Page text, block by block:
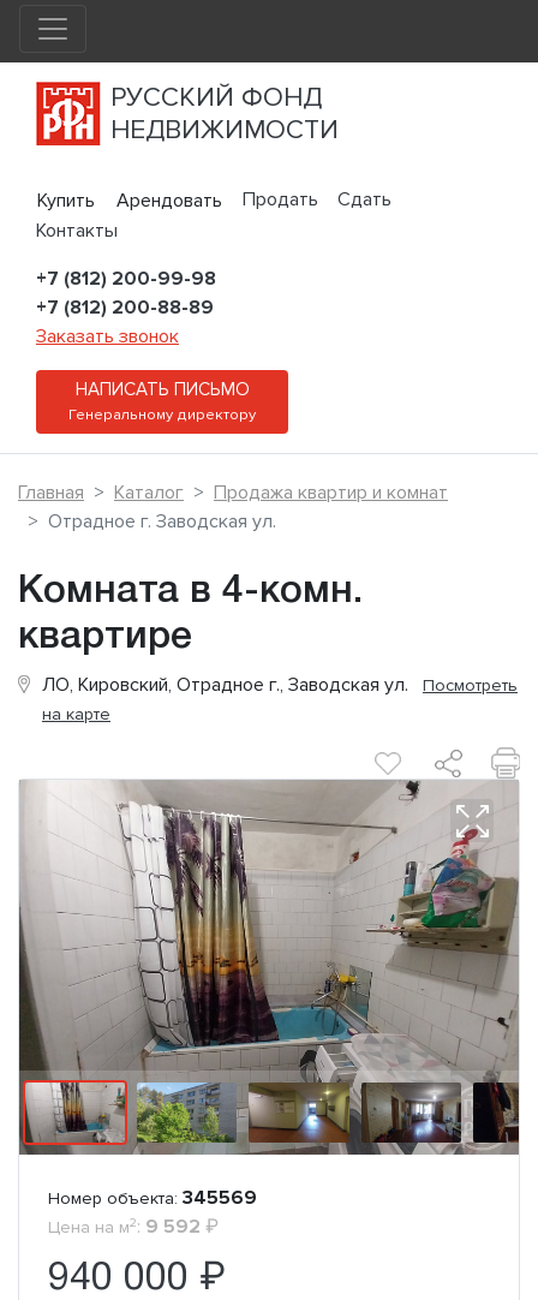
РУССКИЙ ФОНД
НЕДВИЖИМОСТИ
Купить Арендовать Продать
Сдать
Контакты
+7 (812) 200-99-98
+7 (812) 200-88-89
Заказать звонок
НАПИСАТЬ ПИСЬМО
Генеральному директору
Главная Каталог
Продажа квартир и комнат
Отрадное г. Заводская ул.
Комната в 4-комн.
квартире
ЛО, Кировский, Отрадное г., Заводская ул. Посмотреть
на карте
Номер объекта: 345569
Цена на м2: 9 592 ₽
940 000 ₽